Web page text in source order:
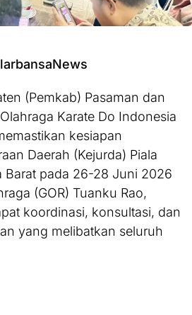
(Pemkab) Pasaman dan
Karate Do Indonesia
kesiapan
Daerah (Kejurda) Piala
Barat pada 26-28 Juni 2026
(GOR) Tuanku Rao,
koordinasi, konsultasi, dan
yang melibatkan seluruh